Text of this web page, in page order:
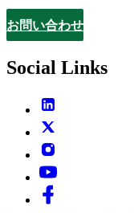
Contact
お問い合わせ
Social Links